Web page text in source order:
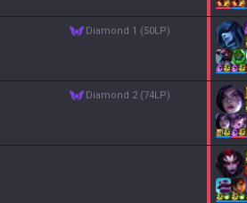
diamond 1 (50LP)
diamond 2 (74LP)